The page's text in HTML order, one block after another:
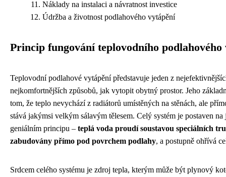
Náklady na instalaci a návratnost investice
Údržba a životnost podlahového vytápění
Princip fungování teplovodního podlahového
Teplovodní podlahové vytápění představuje jeden z
nejkomfortnějších způsobů, jak vytopit obytný prostor. Jeho
tom, že teplo nevychází z radiátorů umístěných na stěnách, ale
stává jakýmsi velkým sálavým tělesem. Celý systém je postaven na
geniálním principu – teplá voda proudí soustavou speciálních
zabudovány přímo pod povrchem podlahy, a postupně ohřívá
Srdcem celého systému je zdroj tepla, kterým může být plynový